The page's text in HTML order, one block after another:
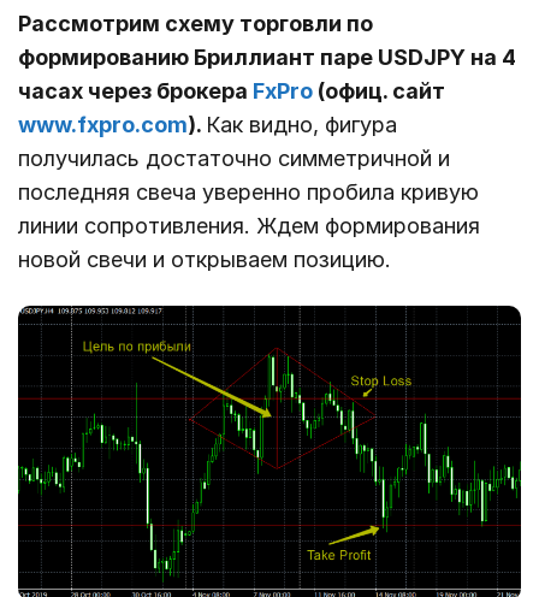
Рассмотрим схему торговли по
формированию Бриллиант паре USDJPY на 4
часах через брокера FxPro (офиц. сайт
www.fxpro.com). Как видно, фигура
получилась достаточно симметричной и
последняя свеча уверенно пробила кривую
линии сопротивления. Ждем формирования
новой свечи и открываем позицию.